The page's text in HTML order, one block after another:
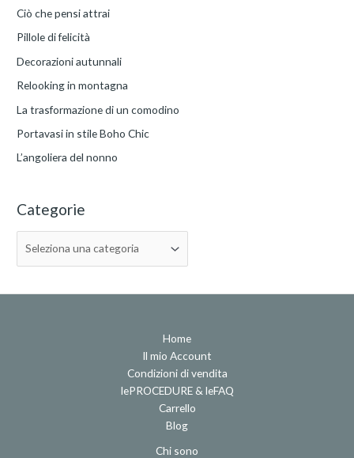
Ciò che pensi attrai
Pillole di felicità
Decorazioni autunnali
Relooking in montagna
La trasformazione di un comodino
Portavasi in stile Boho Chic
L’angoliera del nonno
Categorie
r
i
e
Home
Il mio Account
Condizioni di vendita
lePROCEDURE & leFAQ
Carrello
Blog
Chi sono